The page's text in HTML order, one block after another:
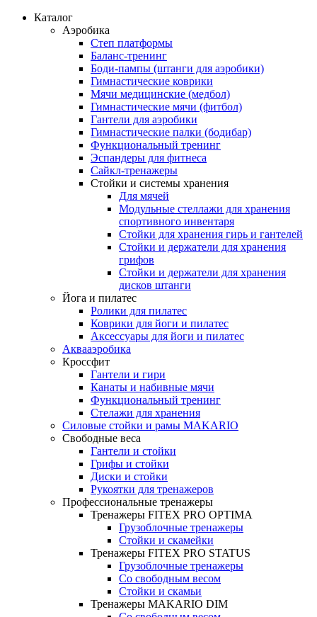
Каталог
Аэробика
Степ платформы
Баланс-тренинг
Боди-пампы (штанги для аэробики)
Гимнастические коврики
Мячи медицинские (медбол)
Гимнастические мячи (фитбол)
Гантели для аэробики
Гимнастические палки (бодибар)
Функциональный тренинг
Эспандеры для фитнеса
Сайкл-тренажеры
Стойки и системы хранения
Для мячей
Модульные стеллажи для хранения
спортивного инвентаря
Стойки для хранения гирь и гантелей
Стойки и держатели для хранения
грифов
Стойки и держатели для хранения
дисков штанги
Йога и пилатес
Ролики для пилатес
Коврики для йоги и пилатес
Аксессуары для йоги и пилатес
Аквааэробика
Кроссфит
Гантели и гири
Канаты и набивные мячи
Функциональный тренинг
Стелажи для хранения
Силовые стойки и рамы MAKARIO
Свободные веса
Гантели и стойки
Грифы и стойки
Диски и стойки
Рукоятки для тренажеров
Профессиональные тренажеры
Тренажеры FITEX PRO OPTIMA
Грузоблочные тренажеры
Стойки и скамейки
Тренажеры FITEX PRO STATUS
Грузоблочные тренажеры
Со свободным весом
Стойки и скамьи
Тренажеры MAKARIO DIM